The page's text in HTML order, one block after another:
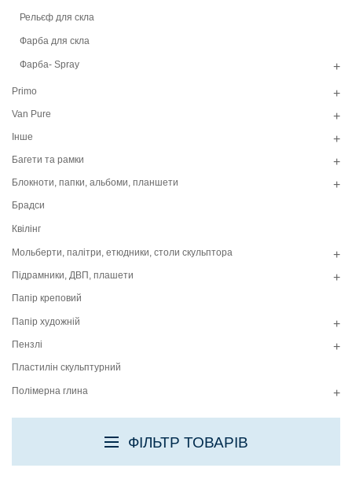
Рельєф для скла
Фарба для скла
+
Фарба- Spray
+
Primo
+
Van Pure
+
Інше
+
Багети та рамки
+
Блокноти, папки, альбоми, планшети
Брадси
Квілінг
+
Мольберти, палітри, етюдники, столи скульптора
+
Підрамники, ДВП, плашети
Папір креповий
+
Папір художній
+
Пензлі
Пластилін скульптурний
+
Полімерна глина
ФІЛЬТР ТОВАРІВ